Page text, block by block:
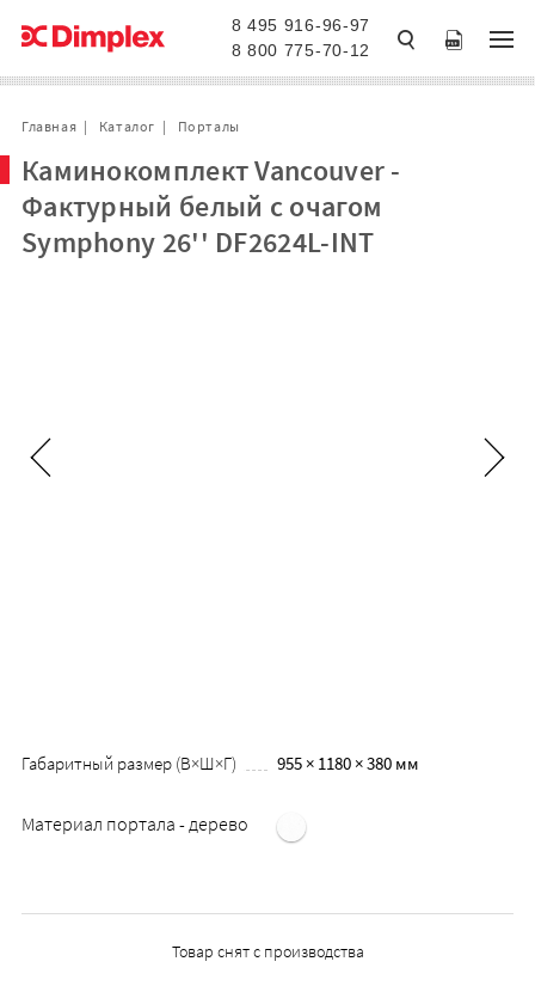
8 495 916-96-97
8 800 775-70-12
Главная Каталог Порталы
Каминокомплект Vancouver -
Фактурный белый с очагом
Symphony 26'' DF2624L-INT
Габаритный размер (В×Ш×Г) 955 × 1180 × 380 мм
Материал портала - дерево
Товар снят с производства